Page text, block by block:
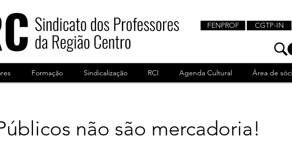
FENPROF CGTP-IN
Formação Sindicalização RCI Agenda Cultural Área de
não são mercadoria!